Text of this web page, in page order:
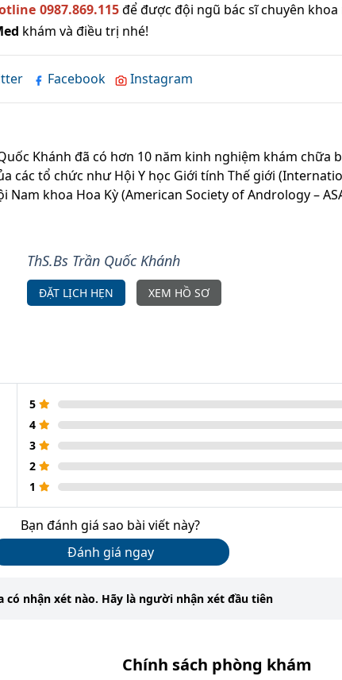
0987.869.115để được đội ngũ bác sĩ chuyên khoa
khám và điều trị nhé!
Facebook Instagram
Khánh đã có hơn 10 năm kinh nghiệm khám chữa
các tổ chức như Hội Y học Giới tính Thế giới
Nam khoa Hoa Kỳ (American Society of Andrology –
ThS.Bs Trần Quốc Khánh
ĐẶT LỊCH HẸN XEM HỒ SƠ
5
4
3
2
1
Bạn đánh giá sao bài viết này?
Đánh giá ngay
có nhận xét nào. Hãy là người nhận xét đầu tiên
Chính sách phòng khám